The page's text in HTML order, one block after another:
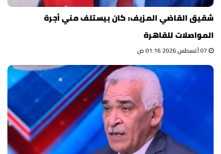
شقيق القاضي المزيف: كان بيستلف مني أجرة
المواصلات للقاهرة